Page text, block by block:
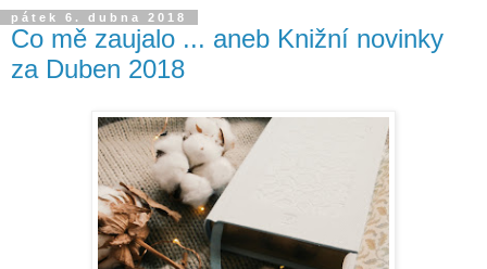
pátek 6. dubna 2018
Co mě zaujalo ... aneb Knižní novinky
za Duben 2018